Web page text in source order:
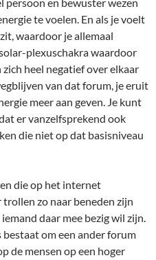
te voelen. En als je voelt
waardoor je allemaal
plexuschakra waardoor
heel negatief over elkaar
van dat forum, je eruit
meer aan geven. Je kunt
er vanzelfsprekend ook
die niet op dat basisniveau
die op het internet
zo naar beneden zijn
daar mee bezig wil zijn.
om een ander forum
de mensen op een hoger